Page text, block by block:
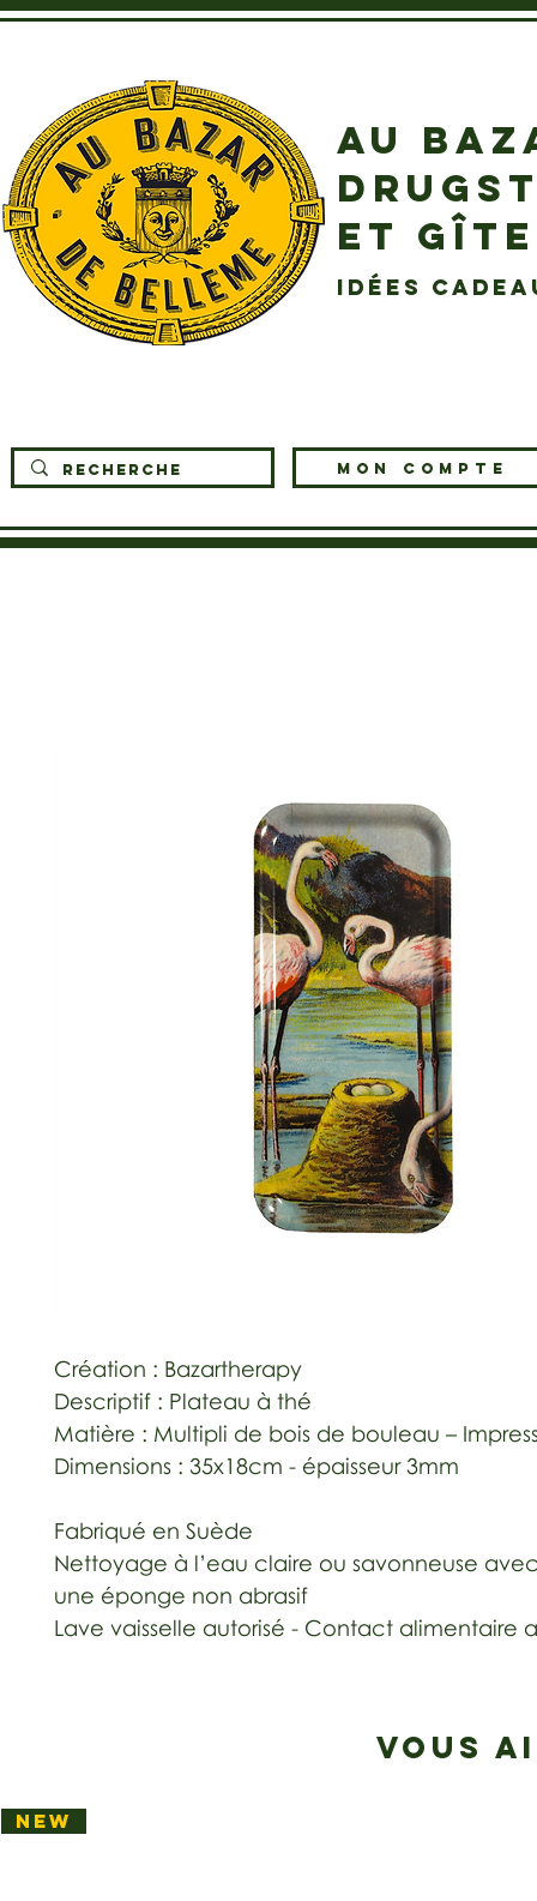
AU
ET
idées
MON COMPTE
Création : Bazartherapy
Descriptif : Plateau à thé
Matière : Multipli de bois de bouleau –
Dimensions : 35x18cm - épaisseur 3mm
Fabriqué en Suède
Nettoyage à l’eau claire ou savonneuse
une éponge non abrasif
Lave vaisselle autorisé - Contact alimentaire
VOUS
NEW